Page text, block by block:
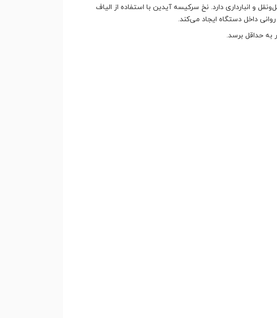
انبارداری دارد. نخ سرکیسه آیدین با استفاده از الیاف
داخل دستگاه ایجاد می‌کند.
حداقل برسد.